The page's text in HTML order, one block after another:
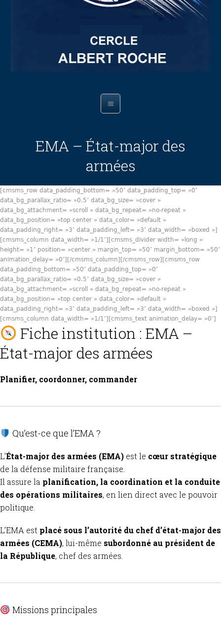
EMA – État-major des
armées
[cmsms_row data_padding_bottom= »50″ data_padding_top= »0″
data_bg_parallax_ratio= »0.5″ data_bg_size= »cover »
data_bg_attachment= »scroll » data_bg_repeat= »no-repeat »
data_bg_position= »top center » data_color= »default »
data_padding_right= »3″ data_padding_left= »3″ data_width= »boxed »]
[cmsms_column data_width= »1/1″][cmsms_divider width= »long »
height= »1″ position= »center » margin_top= »50″ margin_bottom= »50″
animation_delay= »0″][/cmsms_column][/cmsms_row][cmsms_row
data_padding_bottom= »50″ data_padding_top= »0″
data_bg_parallax_ratio= »0.5″ data_bg_size= »cover »
data_bg_attachment= »scroll » data_bg_repeat= »no-repeat »
data_bg_position= »top center » data_color= »default »
data_padding_right= »3″ data_padding_left= »3″ data_width= »boxed »]
[cmsms_column data_width= »1/1″][cmsms_text animation_delay= »0″]
Fiche institution : EMA –
État-major des armées
Planifier, coordonner, commander
Qu’est-ce que l’EMA ?
L’État-major des armées (EMA) est le cœur stratégique
de la défense militaire française.
Il assure la planification, la coordination et la conduite
des opérations militaires, en lien direct avec le pouvoir
politique.
L’EMA est placé sous l’autorité du chef d’état-major des
armées (CEMA), lui-même subordonné au président de
la République, chef des armées.
Missions principales